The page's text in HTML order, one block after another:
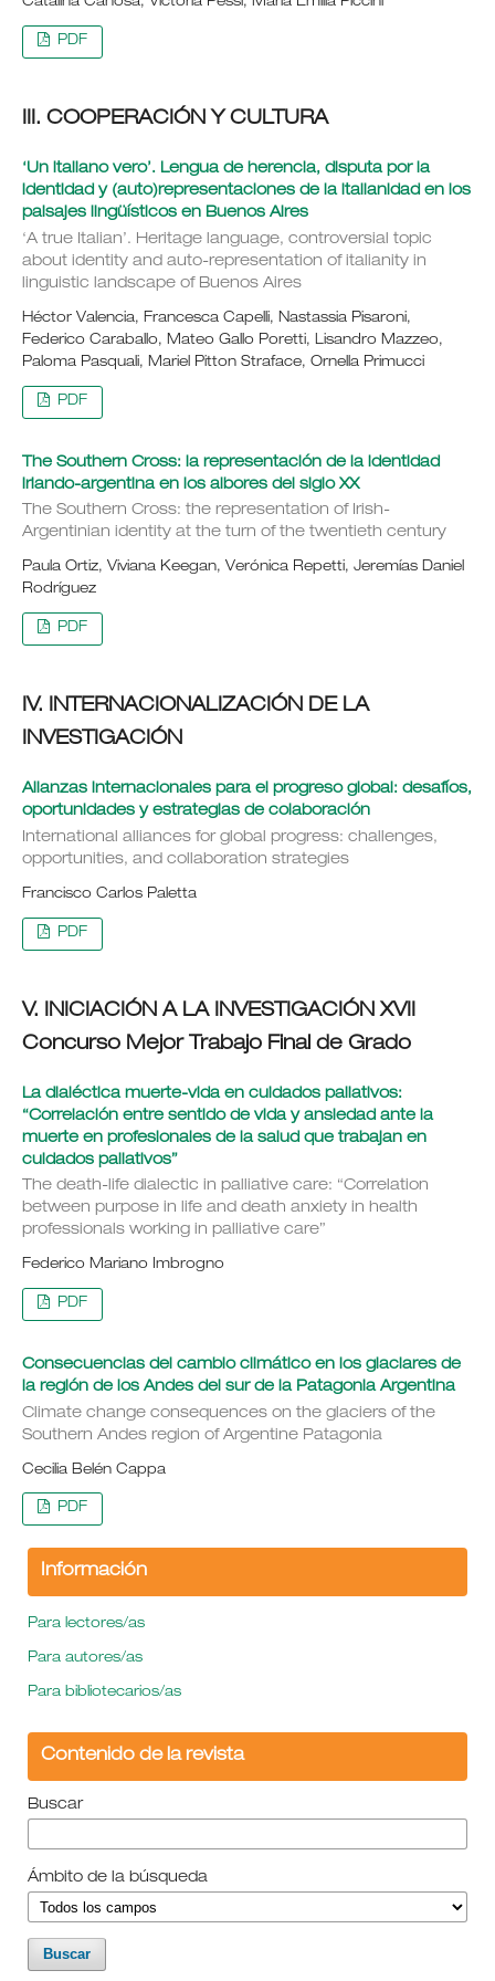
Catalina Canosa, Victoria Pessi, María Emilia Piccini
PDF
III. COOPERACIÓN Y CULTURA
‘Un italiano vero’. Lengua de herencia, disputa por la
identidad y (auto)representaciones de la italianidad en los
paisajes lingüísticos en Buenos Aires
‘A true Italian’. Heritage language, controversial topic
about identity and auto-representation of italianity in
linguistic landscape of Buenos Aires
Héctor Valencia, Francesca Capelli, Nastassia Pisaroni,
Federico Caraballo, Mateo Gallo Poretti, Lisandro Mazzeo,
Paloma Pasquali, Mariel Pitton Straface, Ornella Primucci
PDF
The Southern Cross: la representación de la identidad
irlando-argentina en los albores del siglo XX
The Southern Cross: the representation of Irish-
Argentinian identity at the turn of the twentieth century
Paula Ortiz, Viviana Keegan, Verónica Repetti, Jeremías Daniel
Rodríguez
PDF
IV. INTERNACIONALIZACIÓN DE LA
INVESTIGACIÓN
Alianzas internacionales para el progreso global: desafíos,
oportunidades y estrategias de colaboración
International alliances for global progress: challenges,
opportunities, and collaboration strategies
Francisco Carlos Paletta
PDF
V. INICIACIÓN A LA INVESTIGACIÓN XVII
Concurso Mejor Trabajo Final de Grado
La dialéctica muerte-vida en cuidados paliativos:
“Correlación entre sentido de vida y ansiedad ante la
muerte en profesionales de la salud que trabajan en
cuidados paliativos”
The death-life dialectic in palliative care: “Correlation
between purpose in life and death anxiety in health
professionals working in palliative care”
Federico Mariano Imbrogno
PDF
Consecuencias del cambio climático en los glaciares de
la región de los Andes del sur de la Patagonia Argentina
Climate change consequences on the glaciers of the
Southern Andes region of Argentine Patagonia
Cecilia Belén Cappa
PDF
Información
Para lectores/as
Para autores/as
Para bibliotecarios/as
Contenido de la revista
Buscar
Ámbito de la búsqueda